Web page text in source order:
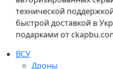
технической
быстрой доставкой в
подарками от
ВСУ
Дроны